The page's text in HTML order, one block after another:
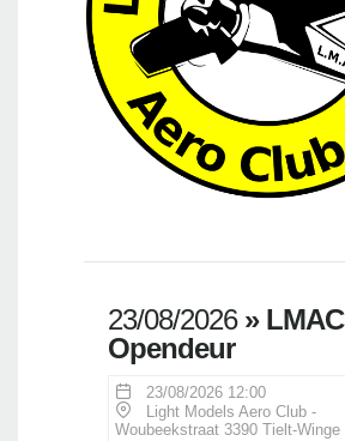
23/08/2026» LMAC
Opendeur
23/08/2026 12:00
Light Models Aero Club -
Woubeekstraat 3390 Tielt-Winge